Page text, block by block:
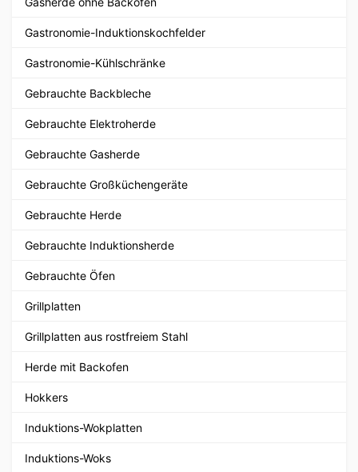
Gastronomie-Induktionskochfelder
Gastronomie-Kühlschränke
Gebrauchte Backbleche
Gebrauchte Elektroherde
Gebrauchte Gasherde
Gebrauchte Großküchengeräte
Gebrauchte Herde
Gebrauchte Induktionsherde
Gebrauchte Öfen
Grillplatten
Grillplatten aus rostfreiem Stahl
Herde mit Backofen
Hokkers
Induktions-Wokplatten
Induktions-Woks